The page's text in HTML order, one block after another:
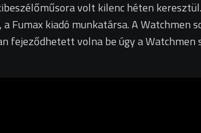
volt kilenc héten
Fumax kiadó munkatársa. A Watchmen
fejeződhetett volna be úgy a Watchmen